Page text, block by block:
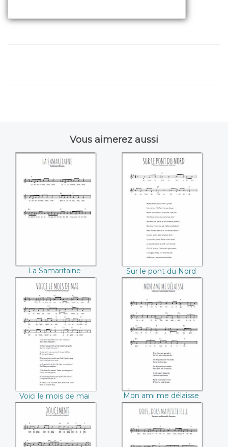
Vous aimerez aussi
La Samaritaine
Sur le pont du
Nord
Sur le pont du Nord
Voici le mois de mai
Voici le mois de mai
Mon ami me
délaisse
Mon ami me délaisse
Doucement